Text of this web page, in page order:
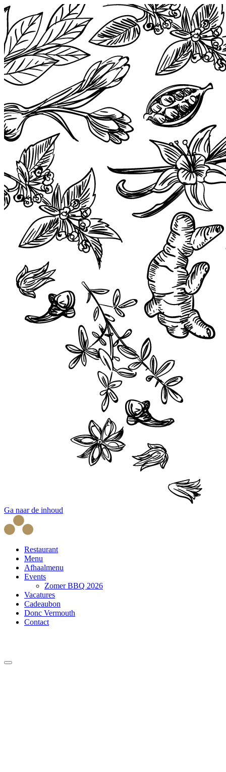
Ga naar de inhoud
Restaurant
Menu
Afhaalmenu
Events
Zomer BBQ 2026
Vacatures
Cadeaubon
Donc Vermouth
Contact